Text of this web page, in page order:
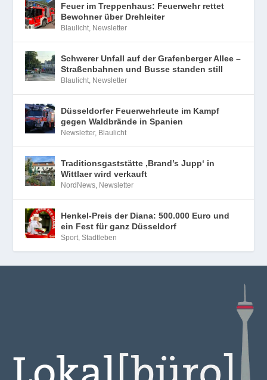
Feuer im Treppenhaus: Feuerwehr rettet
Bewohner über Drehleiter
Blaulicht Newsletter
Schwerer Unfall auf der Grafenberger Allee –
Straßenbahnen und Busse standen still
Blaulicht Newsletter
Düsseldorfer Feuerwehrleute im Kampf
gegen Waldbrände in Spanien
Newsletter, Blaulicht
Traditionsgaststätte ‚Brand’s Jupp‘ in
Wittlaer wird verkauft
NordNews Newsletter
Henkel-Preis der Diana: 500.000 Euro und
ein Fest für ganz Düsseldorf
Sport ,Stadtleben